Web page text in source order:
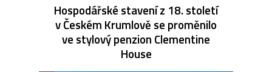
Hospodářské stavení z 18. století
v Českém Krumlově se proměnilo
ve stylový penzion Clementine
House